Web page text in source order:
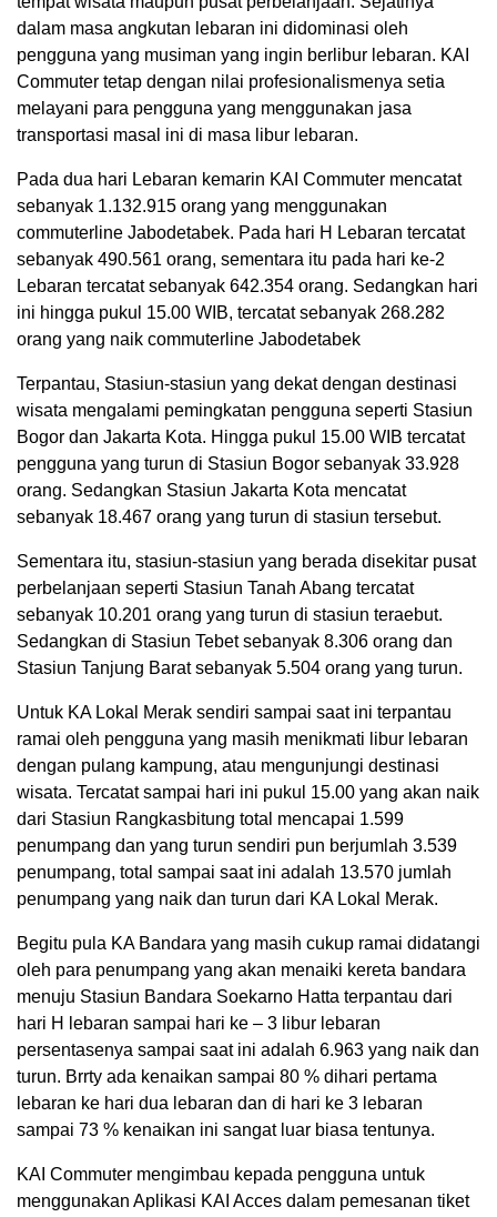
dalam masa angkutan lebaran ini didominasi oleh
pengguna yang musiman yang ingin berlibur lebaran. KAI
Commuter tetap dengan nilai profesionalismenya setia
melayani para pengguna yang menggunakan jasa
transportasi masal ini di masa libur lebaran.
Pada dua hari Lebaran kemarin KAI Commuter mencatat
sebanyak 1.132.915 orang yang menggunakan
commuterline Jabodetabek. Pada hari H Lebaran tercatat
sebanyak 490.561 orang, sementara itu pada hari ke-2
Lebaran tercatat sebanyak 642.354 orang. Sedangkan hari
ini hingga pukul 15.00 WIB, tercatat sebanyak 268.282
orang yang naik commuterline Jabodetabek
Terpantau, Stasiun-stasiun yang dekat dengan destinasi
wisata mengalami pemingkatan pengguna seperti Stasiun
Bogor dan Jakarta Kota. Hingga pukul 15.00 WIB tercatat
pengguna yang turun di Stasiun Bogor sebanyak 33.928
orang. Sedangkan Stasiun Jakarta Kota mencatat
sebanyak 18.467 orang yang turun di stasiun tersebut.
Sementara itu, stasiun-stasiun yang berada disekitar pusat
perbelanjaan seperti Stasiun Tanah Abang tercatat
sebanyak 10.201 orang yang turun di stasiun teraebut.
Sedangkan di Stasiun Tebet sebanyak 8.306 orang dan
Stasiun Tanjung Barat sebanyak 5.504 orang yang turun.
Untuk KA Lokal Merak sendiri sampai saat ini terpantau
ramai oleh pengguna yang masih menikmati libur lebaran
dengan pulang kampung, atau mengunjungi destinasi
wisata. Tercatat sampai hari ini pukul 15.00 yang akan naik
dari Stasiun Rangkasbitung total mencapai 1.599
penumpang dan yang turun sendiri pun berjumlah 3.539
penumpang, total sampai saat ini adalah 13.570 jumlah
penumpang yang naik dan turun dari KA Lokal Merak.
Begitu pula KA Bandara yang masih cukup ramai didatangi
oleh para penumpang yang akan menaiki kereta bandara
menuju Stasiun Bandara Soekarno Hatta terpantau dari
hari H lebaran sampai hari ke – 3 libur lebaran
persentasenya sampai saat ini adalah 6.963 yang naik dan
turun. Brrty ada kenaikan sampai 80 % dihari pertama
lebaran ke hari dua lebaran dan di hari ke 3 lebaran
sampai 73 % kenaikan ini sangat luar biasa tentunya.
KAI Commuter mengimbau kepada pengguna untuk
menggunakan Aplikasi KAI Acces dalam pemesanan tiket